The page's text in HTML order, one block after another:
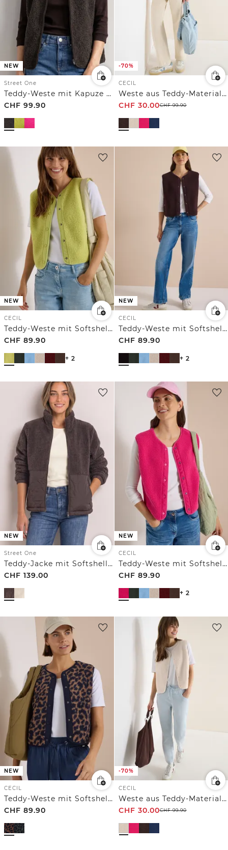
NEW
Street One
Teddy-Weste mit Kapuze und Zipper
CHF 99.90
-70%
CECIL
Weste aus Teddy-Material mit Rundhals
CHF 30.00CHF99.90
NEW
CECIL
Teddy-Weste mit Softshelldetails
CHF 89.90
+ 2
NEW
CECIL
Teddy-Weste mit Softshelldetails
CHF 89.90
+ 2
NEW
Street One
Teddy-Jacke mit Softshelldetails
CHF 139.00
NEW
CECIL
Teddy-Weste mit Softshelldetails
CHF 89.90
+ 2
NEW
CECIL
Teddy-Weste mit Softshelldetails und Leo-Muster
CHF 89.90
-70%
CECIL
Weste aus Teddy-Material mit Rundhals
CHF 30.00CHF99.90